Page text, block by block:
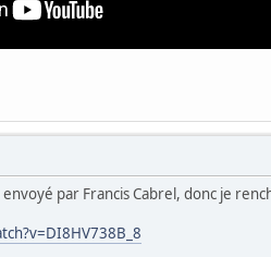
envoyé par Francis Cabrel, donc je